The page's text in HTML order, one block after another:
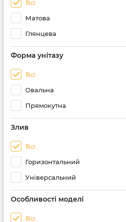
Всі
Матова
Глянцева
Форма унітазу
Всі
Овальна
Прямокутна
Злив
Всі
Горизонтальний
Універсальний
Особливості моделі
Всі